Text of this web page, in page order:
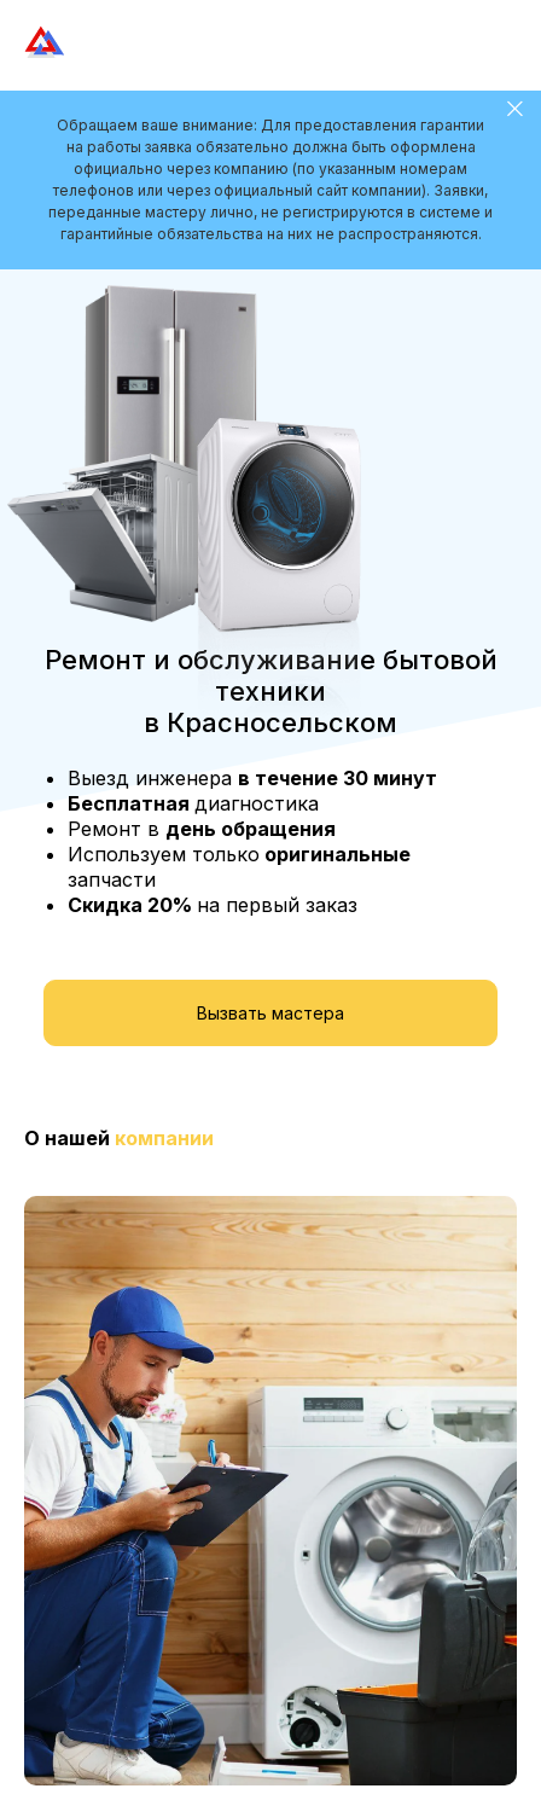
Обращаем ваше внимание: Для предоставления гарантии
на работы заявка обязательно должна быть оформлена
официально через компанию (по указанным номерам
телефонов или через официальный сайт компании). Заявки,
переданные мастеру лично, не регистрируются в системе и
гарантийные обязательства на них не распространяются.
Вызвать мастера
Ремонт и обслуживание бытовой
техники
в Красносельском
Выезд инженера в течение 30 минут
Бесплатная диагностика
Ремонт в день обращения
Используем только оригинальные
запчасти
Скидка 20% на первый заказ
О нашей компании